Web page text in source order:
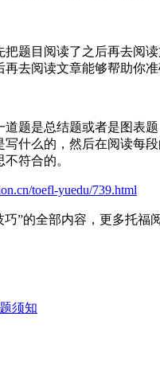
目阅读了之后再去阅读
去阅读文章能够帮助你准
是总结题或者是图表题
什么的，然后在阅读每
符合的。
toefl-yuedu/739.html
”的全部内容，更多托福
须知